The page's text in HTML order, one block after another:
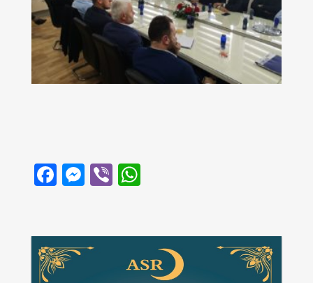
Facebook
Messenger
ViberWhatsApp